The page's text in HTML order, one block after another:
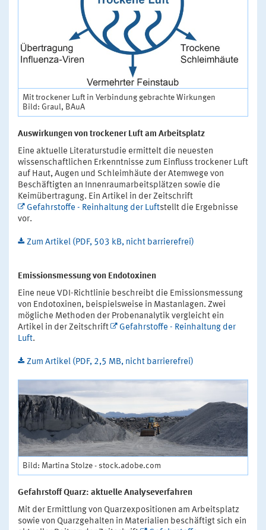
Mit trockener Luft in Verbindung gebrachte Wirkungen
Bild: Graul, BAuA
Auswirkungen von trockener Luft am Arbeitsplatz
Eine aktuelle Literaturstudie ermittelt die neuesten
wissenschaftlichen Erkenntnisse zum Einfluss trockener Luft
auf Haut, Augen und Schleimhäute der Atemwege von
Beschäftigten an Innenraumarbeitsplätzen sowie die
Keimübertragung. Ein Artikel in der Zeitschrift
Gefahrstoffe - Reinhaltung der Luftstellt die Ergebnisse
vor.
Zum Artikel (PDF, 503 kB, nicht barrierefrei)
Emissionsmessung von Endotoxinen
Eine neue VDI-Richtlinie beschreibt die Emissionsmessung
von Endotoxinen, beispielsweise in Mastanlagen. Zwei
mögliche Methoden der Probenanalytik vergleicht ein
Artikel in der Zeitschrift
Gefahrstoffe - Reinhaltung der
Luft.
Zum Artikel (PDF, 2,5 MB, nicht barrierefrei)
Bild: Martina Stolze - stock.adobe.com
Gefahrstoff Quarz: aktuelle Analyseverfahren
Mit der Ermittlung von Quarzexpositionen am Arbeitsplatz
sowie von Quarzgehalten in Materialien beschäftigt sich ein